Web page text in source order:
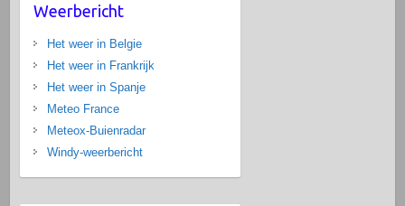
Weerbericht
Het weer in Belgie
Het weer in Frankrijk
Het weer in Spanje
Meteo France
Meteox-Buienradar
Windy-weerbericht